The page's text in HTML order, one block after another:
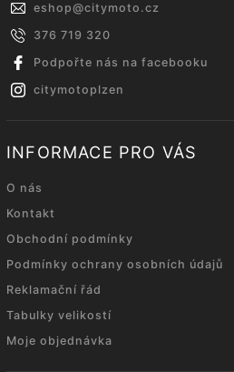
eshop@citymoto.cz
376 719 320
Podpořte nás na facebooku
citymotoplzen
INFORMACE PRO VÁS
O nás
Kontakt
Obchodní podmínky
Podmínky ochrany osobních údajů
Reklamační řád
Tabulky velikostí
Moje objednávka